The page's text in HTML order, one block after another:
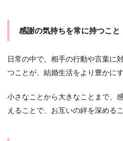
感謝の気持ちを常に持つこと
日常の中で、相手の行動や言葉に
つことが、結婚生活をより豊かに
小さなことから大きなことまで、
えることで、お互いの絆を深める